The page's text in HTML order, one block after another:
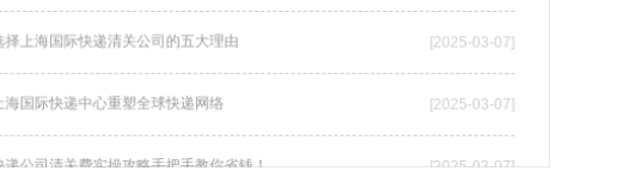
上海国际快递清关公司的五大理由 [2025-03-07]
国际快递中心重塑全球快递网络 [2025-03-07]
公司清关费实操攻略手把手教你省钱！ [2025-03-07]